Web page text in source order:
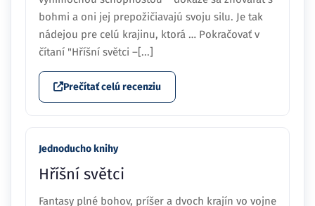
bohmi a oni jej prepožičiavajú svoju silu. Je tak
nádejou pre celú krajinu, ktorá … Pokračovať v
čítaní "Hříšní světci –[...]
Prečítať celú recenziu
Jednoducho knihy
Hříšní světci
Fantasy plné bohov, príšer a dvoch krajín vo vojne